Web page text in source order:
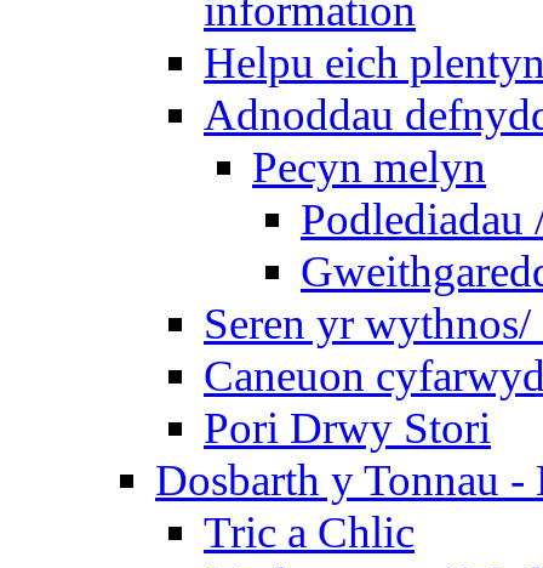
information
Helpu eich
Adnoddau
Pecyn melyn
Podlediadau
Seren yr
Caneuon
Pori Drwy Stori
Dosbarth y Tonnau -
Tric a Chlic